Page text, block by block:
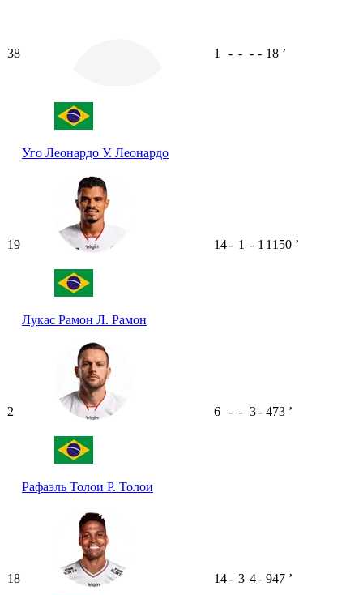
38
Уго Леонардо У. Леонардо
1 - - - - 18 ʼ
19
Лукас Рамон Л. Рамон
14- 1 - 1 1150 ʼ
2
Рафаэль Толои Р. Толои
6 - - 3- 473 ʼ
18 14- 3 4- 947 ʼ